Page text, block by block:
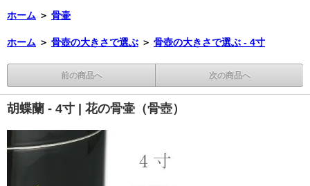
ホーム ＞ 骨壷
ホーム ＞ 骨壺の大きさで選ぶ ＞ 骨壺の大きさで選ぶ - 4寸
前の商品へ 次の商品へ
胡蝶蘭 - 4寸 | 花の骨壷（骨壺）